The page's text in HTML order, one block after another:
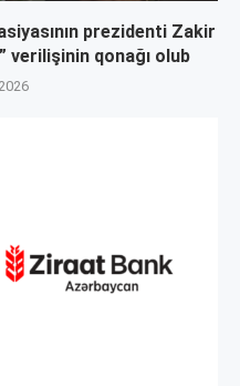
prezidenti Zakir
verilişinin qonağı olub